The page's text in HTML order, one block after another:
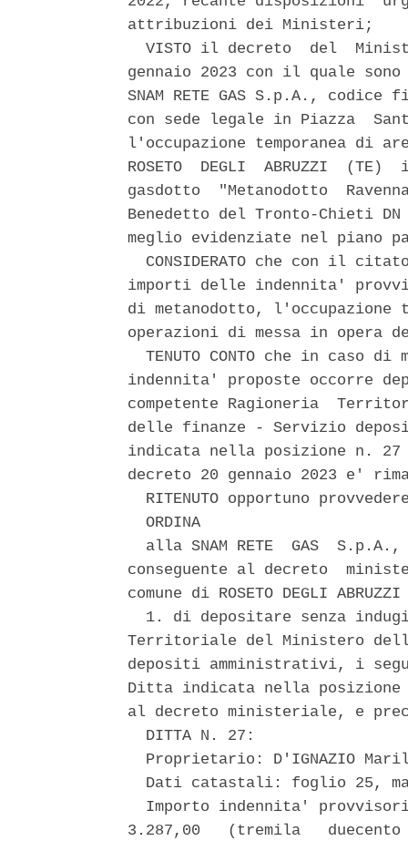
attribuzioni dei Ministeri;
VISTO il decreto  del
gennaio 2023 con il quale
SNAM RETE GAS S.p.A.,
con sede legale in Piazza
l'occupazione temporanea di
ROSETO  DEGLI  ABRUZZI
gasdotto  "Metanodotto
Benedetto del Tronto-Chieti
meglio evidenziate nel piano
CONSIDERATO che con il
importi delle indennita'
di metanodotto,
operazioni di messa in
TENUTO CONTO che in caso di
indennita' proposte occorre
competente Ragioneria
delle finanze - Servizio
indicata nella posizione n.
decreto 20 gennaio 2023 e'
RITENUTO opportuno
  ORDINA
alla SNAM RETE  GAS
conseguente al decreto
comune di ROSETO DEGLI
1. di depositare senza
Territoriale del Ministero
depositi amministrativi, i
Ditta indicata nella
al decreto ministeriale, e
  DITTA N. 27:
Proprietario: D'IGNAZIO
Dati catastali: foglio 25,
Importo indennita'
3.287,00   (tremila